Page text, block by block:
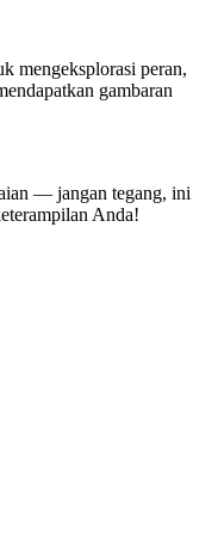
mengeksplorasi peran,
gambaran
— jangan tegang, ini
Anda!